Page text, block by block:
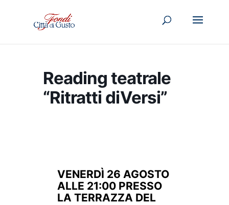
Reading teatrale
“Ritratti diVersi”
VENERDÌ 26 AGOSTO
ALLE 21:00 PRESSO
LA TERRAZZA DEL